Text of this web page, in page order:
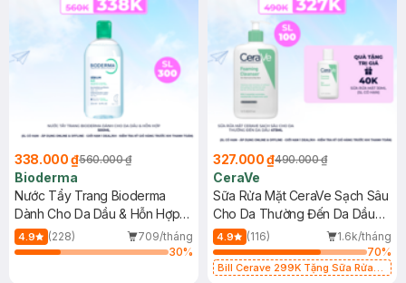
338.000 ₫560.000 ₫
Bioderma
Nước Tẩy Trang Bioderma
Dành Cho Da Dầu & Hỗn Hợp
500ml
4.9 (228)
709/tháng
30%
327.000 ₫490.000 ₫
CeraVe
Sữa Rửa Mặt CeraVe Sạch Sâu
Cho Da Thường Đến Da Dầu
473ml
4.9 (116)
1.6k/tháng
70%
Bill Cerave 299K Tặng Sữa Rửa